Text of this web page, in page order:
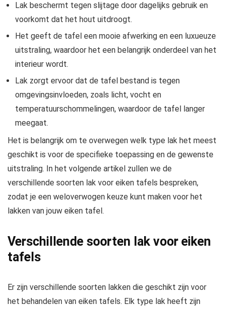
Lak beschermt tegen slijtage door dagelijks gebruik en
voorkomt dat het hout uitdroogt.
Het geeft de tafel een mooie afwerking en een luxueuze
uitstraling, waardoor het een belangrijk onderdeel van het
interieur wordt.
Lak zorgt ervoor dat de tafel bestand is tegen
omgevingsinvloeden, zoals licht, vocht en
temperatuurschommelingen, waardoor de tafel langer
meegaat.
Het is belangrijk om te overwegen welk type lak het meest
geschikt is voor de specifieke toepassing en de gewenste
uitstraling. In het volgende artikel zullen we de
verschillende soorten lak voor eiken tafels bespreken,
zodat je een weloverwogen keuze kunt maken voor het
lakken van jouw eiken tafel.
Verschillende soorten lak voor eiken
tafels
Er zijn verschillende soorten lakken die geschikt zijn voor
het behandelen van eiken tafels. Elk type lak heeft zijn